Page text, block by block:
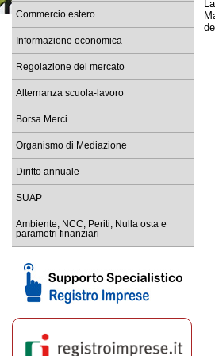
Commercio estero
Informazione economica
Regolazione del mercato
Alternanza scuola-lavoro
Borsa Merci
Organismo di Mediazione
Diritto annuale
SUAP
Ambiente, NCC, Periti, Nulla osta e
parametri finanziari